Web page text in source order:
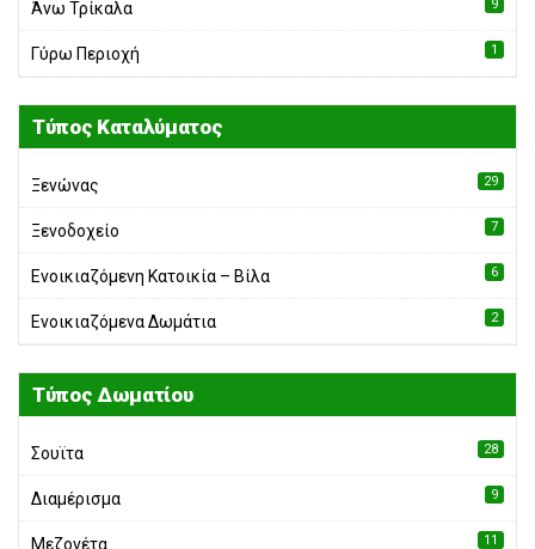
Άνω Τρίκαλα 9
Γύρω Περιοχή 1
Τύπος Καταλύματος
Ξενώνας 29
Ξενοδοχείο 7
Ενοικιαζόμενη Κατοικία – Bίλα 6
Ενοικιαζόμενα Δωμάτια 2
Τύπος Δωματίου
Σουϊτα 28
Διαμέρισμα 9
Μεζονέτα 11